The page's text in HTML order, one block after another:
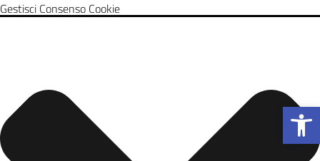
Apri la
Gestisci Consenso Cookie